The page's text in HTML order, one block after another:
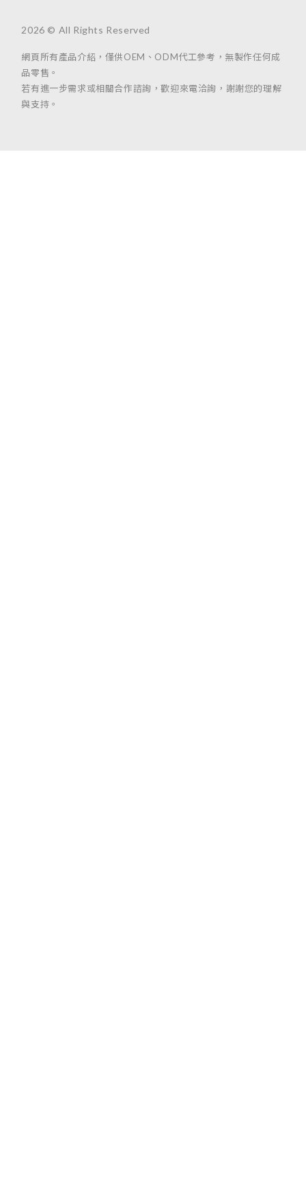
2026 © All Rights Reserved
網頁所有產品介紹，僅供OEM、ODM代工參考，無製作任何成
品零售。
若有進一步需求或相關合作諮詢，歡迎來電洽詢，謝謝您的理解
與支持。